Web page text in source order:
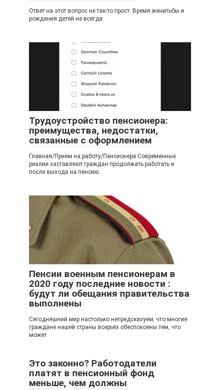
Ответ на этот вопрос не так-то прост. Время женитьбы и
рождения детей не всегда
Трудоустройство пенсионера:
преимущества, недостатки,
связанные с оформлением
Главная/Прием на работу/Пенсионера Современные
реалии заставляют граждан продолжать работать и
после выхода на пенсию.
Пенсии военным пенсионерам в
2020 году последние новости :
будут ли обещания правительства
выполнены
Сегодняшний мир настолько непредсказуем, что многие
граждане нашей страны всерьёз обеспокоены тем, что
может
Это законно? Работодатели
платят в пенсионный фонд
меньше, чем должны